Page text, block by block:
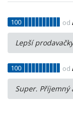
100 od
Lepší
100 od
Super. Příjemný